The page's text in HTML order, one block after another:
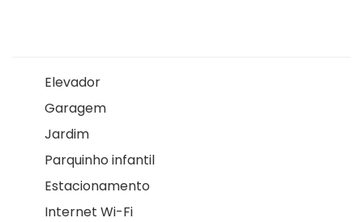
Elevador
Garagem
Jardim
Parquinho infantil
Estacionamento
Internet Wi-Fi